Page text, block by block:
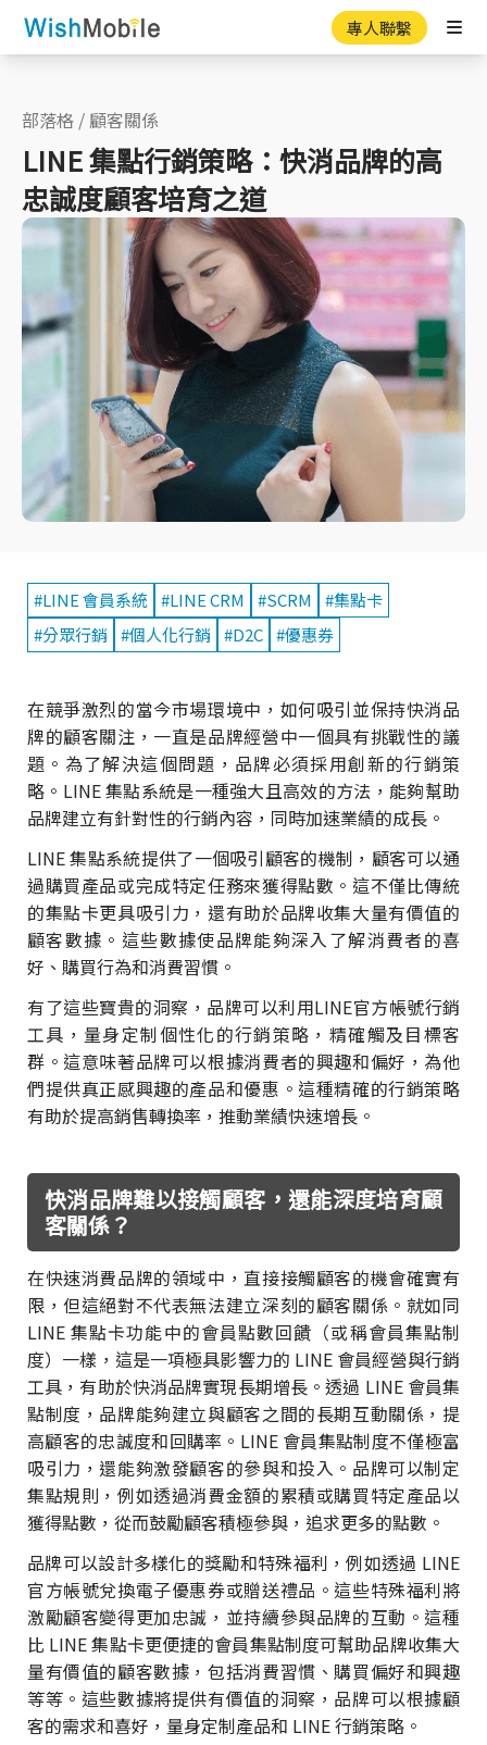
專人聯繫
部落格 / 顧客關係
LINE 集點行銷策略：快消品牌的高
忠誠度顧客培育之道
#LINE 會員系統 #LINE CRM #SCRM
#集點卡
#分眾行銷
#個人化行銷 #D2C #優惠券
在競爭激烈的當今市場環境中，如何吸引並保持快消品
牌的顧客關注，一直是品牌經營中一個具有挑戰性的議
題。為了解決這個問題，品牌必須採用創新的行銷策
略。LINE 集點系統是一種強大且高效的方法，能夠幫助
品牌建立有針對性的行銷內容，同時加速業績的成長。
LINE 集點系統提供了一個吸引顧客的機制，顧客可以通
過購買產品或完成特定任務來獲得點數。這不僅比傳統
的集點卡更具吸引力，還有助於品牌收集大量有價值的
顧客數據。這些數據使品牌能夠深入了解消費者的喜
好、購買行為和消費習慣。
有了這些寶貴的洞察，品牌可以利用LINE官方帳號行銷
工具，量身定制個性化的行銷策略，精確觸及目標客
群。這意味著品牌可以根據消費者的興趣和偏好，為他
們提供真正感興趣的產品和優惠。這種精確的行銷策略
有助於提高銷售轉換率，推動業績快速增長。
快消品牌難以接觸顧客，還能深度培育顧
客關係？
在快速消費品牌的領域中，直接接觸顧客的機會確實有
限，但這絕對不代表無法建立深刻的顧客關係。就如同
LINE 集點卡功能中的會員點數回饋（或稱會員集點制
度）一樣，這是一項極具影響力的 LINE 會員經營與行銷
工具，有助於快消品牌實現長期增長。透過 LINE 會員集
點制度，品牌能夠建立與顧客之間的長期互動關係，提
高顧客的忠誠度和回購率。LINE 會員集點制度不僅極富
吸引力，還能夠激發顧客的參與和投入。品牌可以制定
集點規則，例如透過消費金額的累積或購買特定產品以
獲得點數，從而鼓勵顧客積極參與，追求更多的點數。
品牌可以設計多樣化的獎勵和特殊福利，例如透過 LINE
官方帳號兌換電子優惠券或贈送禮品。這些特殊福利將
激勵顧客變得更加忠誠，並持續參與品牌的互動。這種
比 LINE 集點卡更便捷的會員集點制度可幫助品牌收集大
量有價值的顧客數據，包括消費習慣、購買偏好和興趣
等等。這些數據將提供有價值的洞察，品牌可以根據顧
客的需求和喜好，量身定制產品和 LINE 行銷策略。